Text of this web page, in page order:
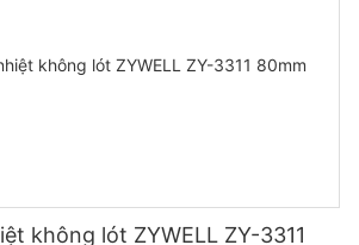
không lót ZYWELL ZY-3311